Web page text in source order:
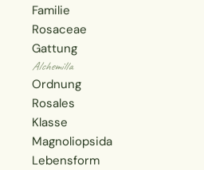
Familie
Rosaceae
Gattung
Alchemilla
Ordnung
Rosales
Klasse
Magnoliopsida
Lebensform